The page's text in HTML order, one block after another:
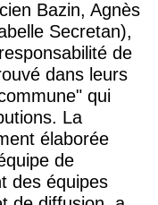
Bazin, Agnès
Secretan),
de
dans leurs
qui
La
élaborée
de
des équipes